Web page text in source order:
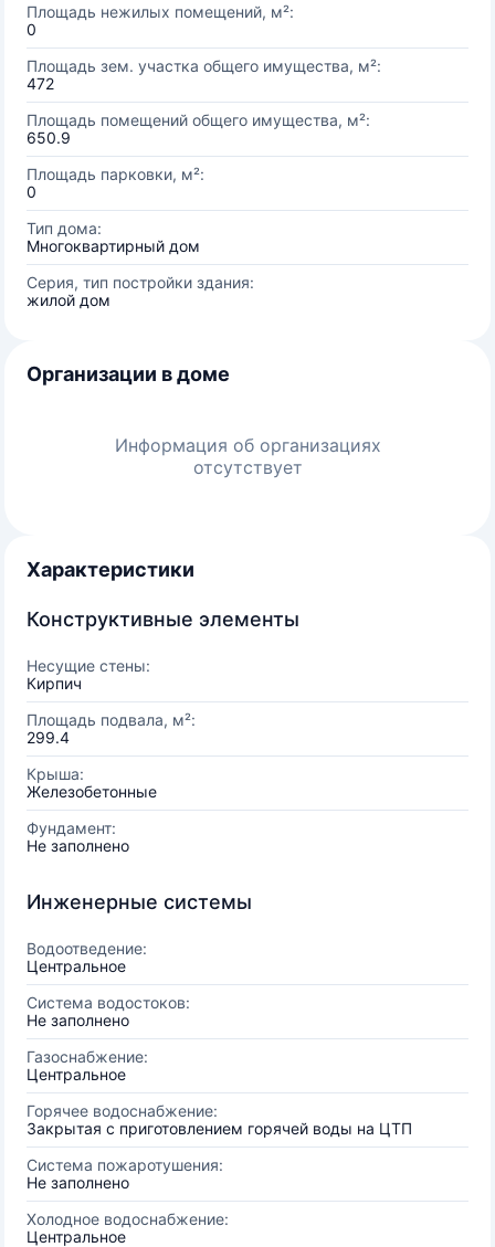
Площадь нежилых помещений, м²:
0
Площадь зем. участка общего имущества, м²:
472
Площадь помещений общего имущества, м²:
650.9
Площадь парковки, м²:
0
Тип дома:
Многоквартирный дом
Серия, тип постройки здания:
жилой дом
Организации в доме
Информация об организациях
отсутствует
Характеристики
Конструктивные элементы
Несущие стены:
Кирпич
Площадь подвала, м²:
299.4
Крыша:
Железобетонные
Фундамент:
Не заполнено
Инженерные системы
Водоотведение:
Центральное
Система водостоков:
Не заполнено
Газоснабжение:
Центральное
Горячее водоснабжение:
Закрытая с приготовлением горячей воды на ЦТП
Система пожаротушения:
Не заполнено
Холодное водоснабжение:
Центральное